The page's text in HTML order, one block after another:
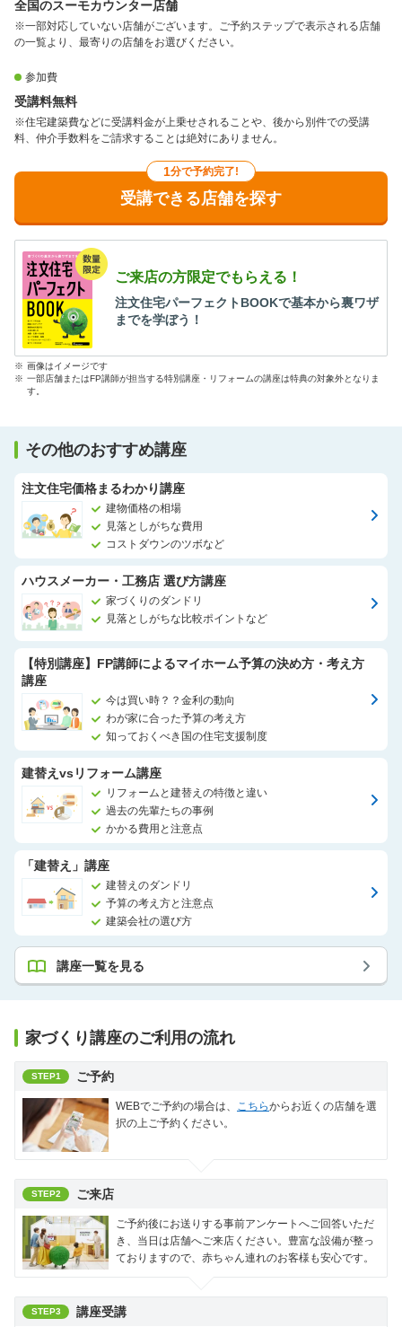
全国のスーモカウンター店舗
※一部対応していない店舗がございます。ご予約ステップで表示される店舗
の一覧より、最寄りの店舗をお選びください。
参加費
受講料無料
※住宅建築費などに受講料金が上乗せされることや、後から別件での受講
料、仲介手数料をご請求することは絶対にありません。
1分で予約完了!
受講できる店舗を探す
ご来店の方限定でもらえる！
注文住宅パーフェクトBOOKで基本から裏ワザ
までを学ぼう！
※ 画像はイメージです
※ 一部店舗またはFP講師が担当する特別講座・リフォームの講座は特典の対象外となりま
す。
その他のおすすめ講座
注文住宅価格まるわかり講座
建物価格の相場
見落としがちな費用
コストダウンのツボなど
ハウスメーカー・工務店 選び方講座
家づくりのダンドリ
見落としがちな比較ポイントなど
【特別講座】FP講師によるマイホーム予算の決め方・考え方
講座
今は買い時？？金利の動向
わが家に合った予算の考え方
知っておくべき国の住宅支援制度
建替えvsリフォーム講座
リフォームと建替えの特徴と違い
過去の先輩たちの事例
かかる費用と注意点
「建替え」講座
建替えのダンドリ
予算の考え方と注意点
建築会社の選び方
講座一覧を見る
家づくり講座のご利用の流れ
STEP1 ご予約
WEBでご予約の場合は、 こちらからお近くの店舗を選
択の上ご予約ください。
STEP2 ご来店
ご予約後にお送りする事前アンケートへご回答いただ
き、当日は店舗へご来店ください。豊富な設備が整っ
ておりますので、赤ちゃん連れのお客様も安心です。
STEP3 講座受講